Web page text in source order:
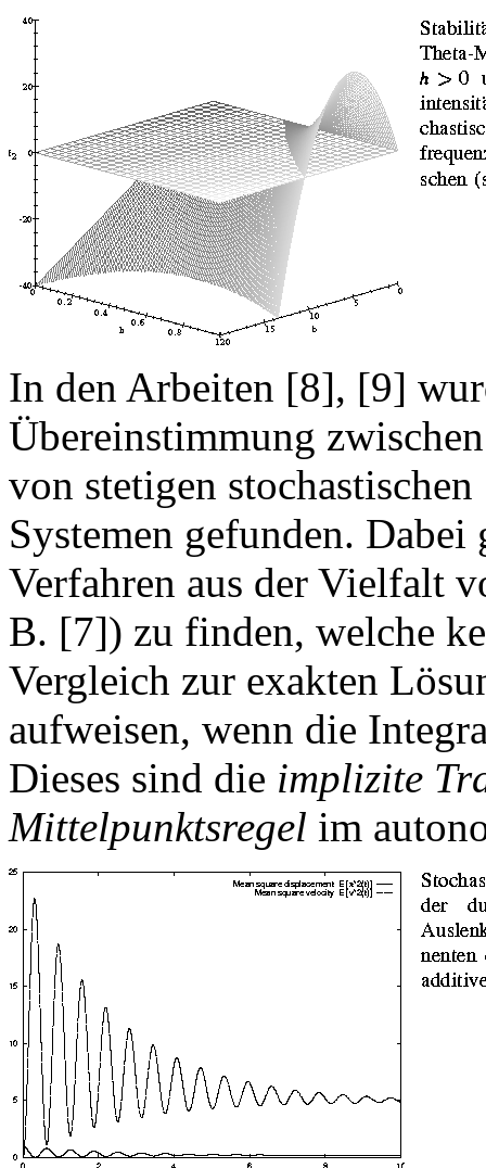
In den Arbeiten [8], [9]
Übereinstimmung
von stetigen
Systemen gefunden.
Verfahren aus der Vielfalt
B. [7]) zu finden, welche
Vergleich zur exakten
aufweisen, wenn die
Dieses sind die implizite
Mittelpunktsregel im